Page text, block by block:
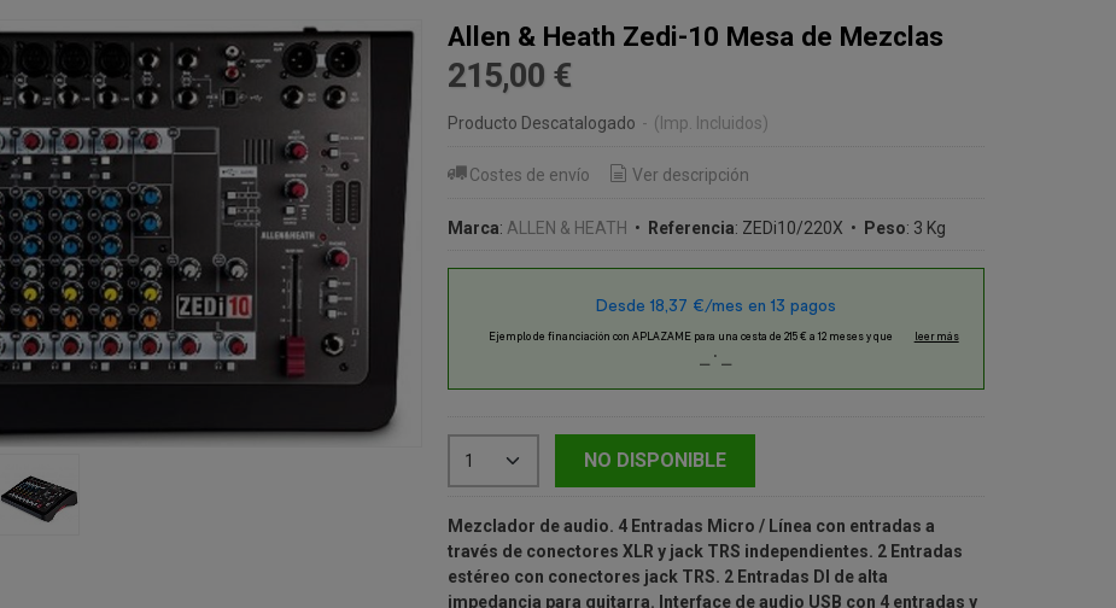
Allen & Heath Zedi-10 Mesa de Mezclas
215,00 €
Producto Descatalogado - (Imp. Incluidos)
Costes de envío Ver descripción
Marca: ALLEN & HEATH • Referencia: ZEDi10/220X • Peso: 3 Kg
NO DISPONIBLE
Mezclador de audio. 4 Entradas Micro / Línea con entradas a
través de conectores XLR y jack TRS independientes. 2 Entradas
estéreo con conectores jack TRS. 2 Entradas DI de alta
impedancia para guitarra. Interface de audio USB con 4 entradas y